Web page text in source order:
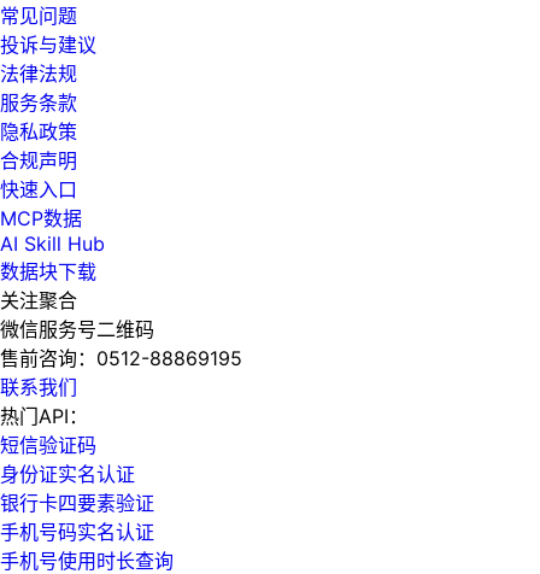
常见问题
投诉与建议
法律法规
服务条款
隐私政策
合规声明
快速入口
MCP数据
AI Skill Hub
数据块下载
关注聚合
微信服务号二维码
售前咨询： 0512-88869195
联系我们
热门API：
短信验证码
身份证实名认证
银行卡四要素验证
手机号码实名认证
手机号使用时长查询